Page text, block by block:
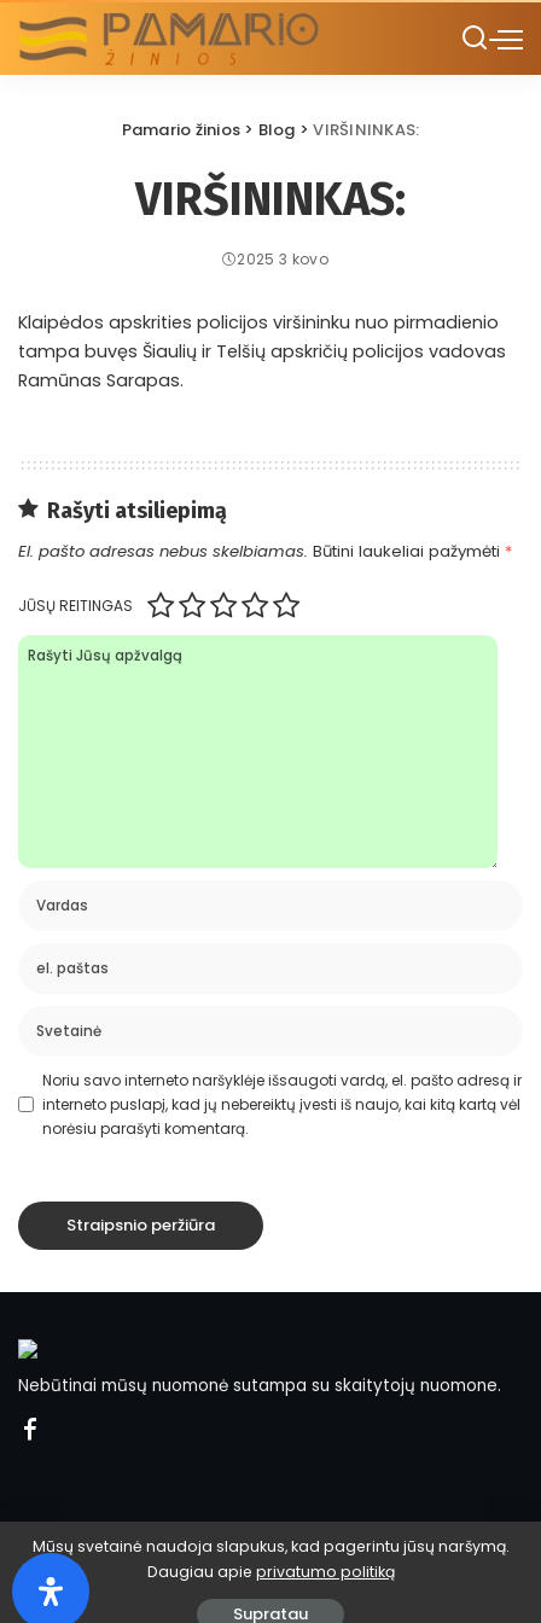
Pamario žinios > Blog >VIRŠININKAS:
VIRŠININKAS:
2025 3 kovo
Klaipėdos apskrities policijos viršininku nuo pirmadienio
tampa buvęs Šiaulių ir Telšių apskričių policijos vadovas
Ramūnas Sarapas.
Rašyti atsiliepimą
El. pašto adresas nebus skelbiamas. Būtini laukeliai pažymėti *
JŪSŲ REITINGAS
Noriu savo interneto naršyklėje išsaugoti vardą, el. pašto adresą ir
interneto puslapį, kad jų nebereiktų įvesti iš naujo, kai kitą kartą vėl
norėsiu parašyti komentarą.
Nebūtinai mūsų nuomonė sutampa su skaitytojų nuomone.
© 2024 Pamario žinios.
Mūsų svetainė naudoja slapukus, kad pagerintu jūsų naršymą.
Daugiau apie privatumo politiką
Supratau